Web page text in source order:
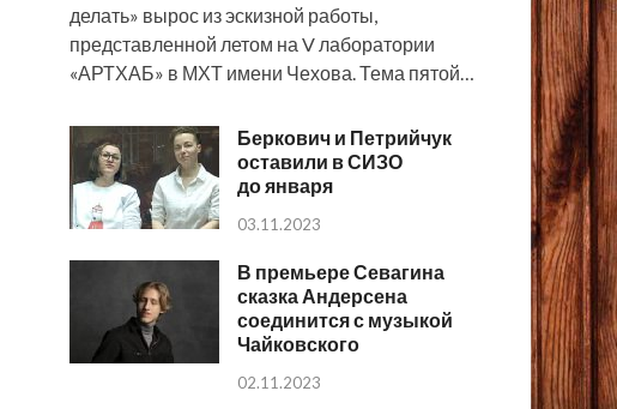
делать» вырос из эскизной работы,
представленной летом на V лаборатории
«АРТХАБ» в МХТ имени Чехова. Тема пятой…
Беркович и Петрийчук
оставили в СИЗО
до января
03.11.2023
В премьере Севагина
сказка Андерсена
соединится с музыкой
Чайковского
02.11.2023